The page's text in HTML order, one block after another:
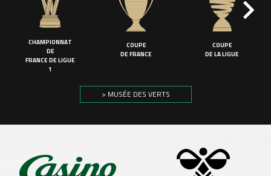
CHAMPIONNAT
DE
FRANCE DE LIGUE
1
COUPE
DE FRANCE
COUPE
DE LA LIGUE
> MUSÉE DES VERTS